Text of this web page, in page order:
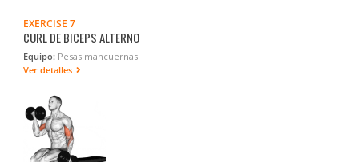
EXERCISE 7
CURL DE BICEPS ALTERNO
Equipo: Pesas mancuernas
Ver detalles